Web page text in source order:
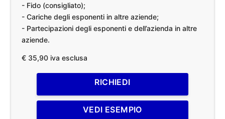
- Fido (consigliato);
- Cariche degli esponenti in altre aziende;
- Partecipazioni degli esponenti e dell’azienda in altre
aziende.
€ 35,90 iva esclusa
RICHIEDI
VEDI ESEMPIO